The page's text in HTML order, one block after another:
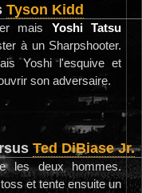
Tyson Kidd
mais Yoshi Tatsu
à un Sharpshooter.
Yoshi l'esquive et
son adversaire.
Ted DiBiase Jr.
les deux hommes.
et tente ensuite un